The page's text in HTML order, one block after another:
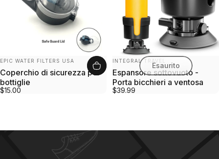
Fornitore:
EPIC WATER FILTERS USA
Coperchio di sicurezza per
bottiglie
$15.00
Esaurito
Fornitore:
INTEGRAL TRAVEL
Espansore sottovuoto -
Porta bicchieri a ventosa
$39.99